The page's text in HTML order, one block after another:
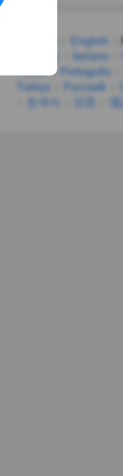
English
Italiano
Português
Türkçe
Русский